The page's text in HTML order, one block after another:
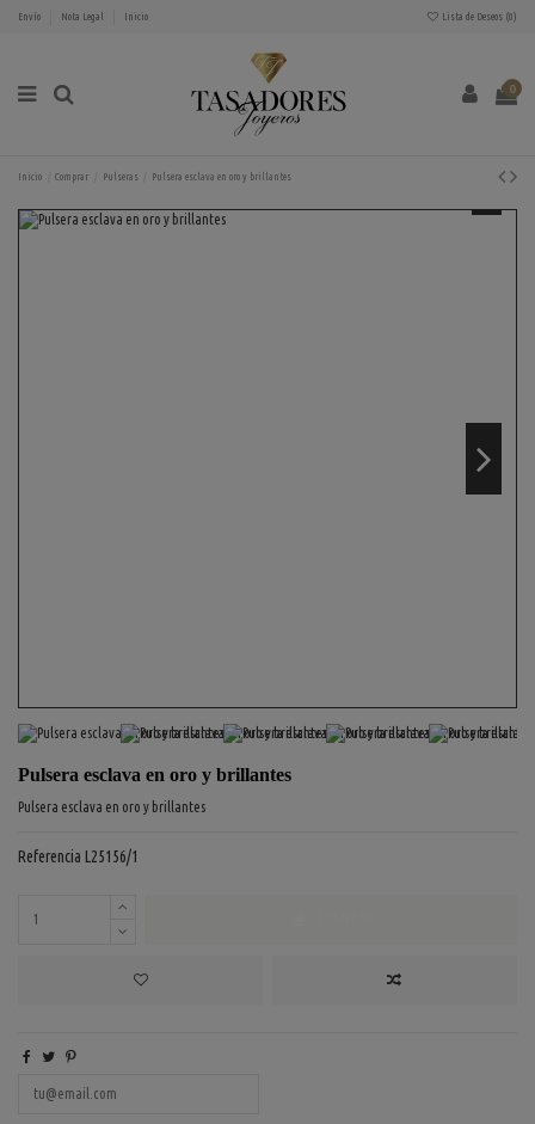
Envío Nota Legal Inicio Lista de Deseos (0)
0
Inicio Comprar Pulseras Pulsera esclava en oro y brillantes
Pulsera esclava en oro y brillantes
Pulsera esclava en oro y brillantes
Referencia L25156/1